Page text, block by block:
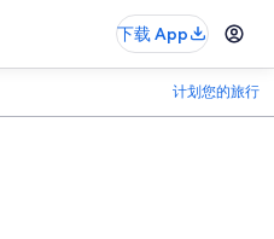
下载 App
计划您的旅行